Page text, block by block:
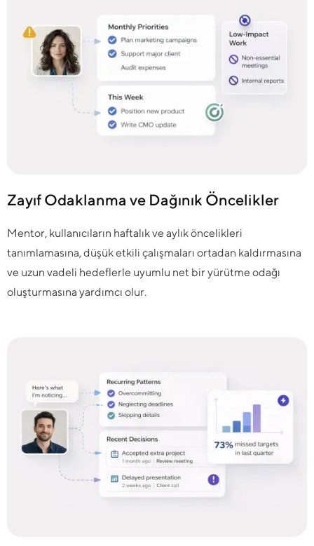
Zayıf Odaklanma ve Dağınık Öncelikler
Mentor, kullanıcıların haftalık ve aylık öncelikleri
tanımlamasına, düşük etkili çalışmaları ortadan kaldırmasına
ve uzun vadeli hedeflerle uyumlu net bir yürütme odağı
oluşturmasına yardımcı olur.